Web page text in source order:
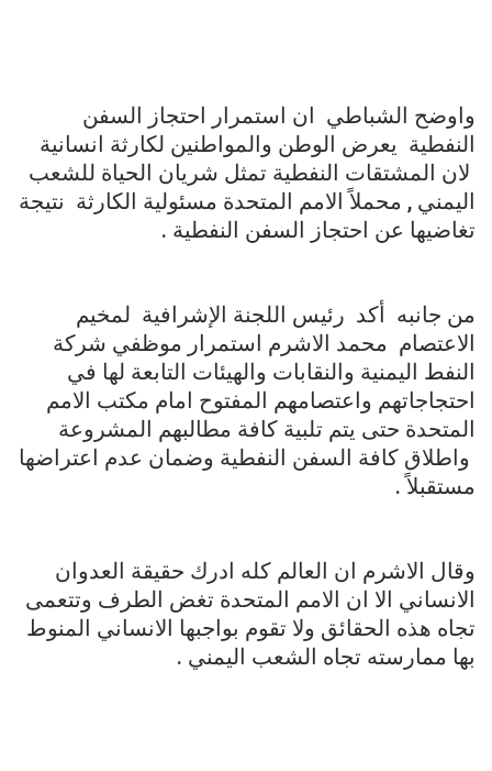
واوضح الشباطي ان استمرار احتجاز السفن
النفطية يعرض الوطن والمواطنين لكارثة انسانية
لان المشتقات النفطية تمثل شريان الحياة للشعب
اليمني , محملاً الامم المتحدة مسئولية الكارثة نتيجة
تغاضيها عن احتجاز السفن النفطية .
من جانبه أكد رئيس اللجنة الإشرافية لمخيم
الاعتصام محمد الاشرم استمرار موظفي شركة
النفط اليمنية والنقابات والهيئات التابعة لها في
احتجاجاتهم واعتصامهم المفتوح امام مكتب الامم
المتحدة حتى يتم تلبية كافة مطالبهم المشروعة
واطلاق كافة السفن النفطية وضمان عدم اعتراضها
مستقبلاً .
وقال الاشرم ان العالم كله ادرك حقيقة العدوان
الانساني الا ان الامم المتحدة تغض الطرف وتتعمى
تجاه هذه الحقائق ولا تقوم بواجبها الانساني المنوط
بها ممارسته تجاه الشعب اليمني .